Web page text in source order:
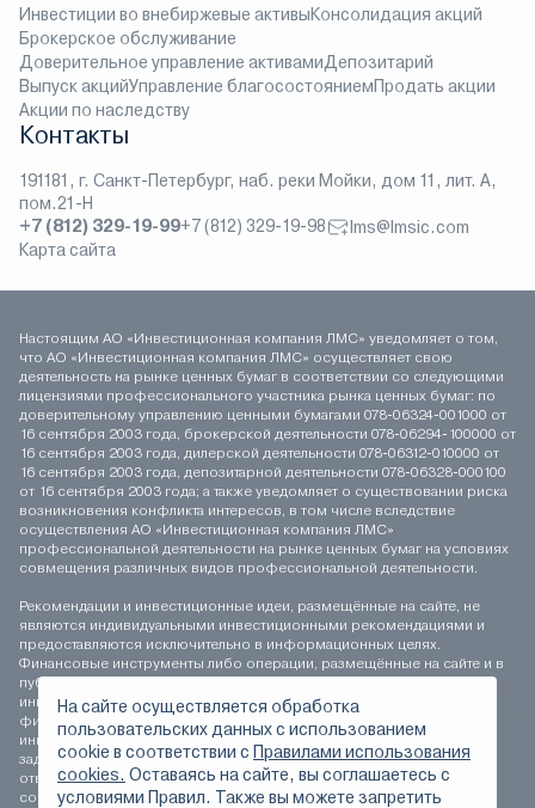
Инвестиции во внебиржевые активыКонсолидация акций
Брокерское обслуживание
Доверительное управление активамиДепозитарий
Выпуск акцийУправление благосостояниемПродать акции
Акции по наследству
Контакты
191181, г. Санкт-Петербург, наб. реки Мойки, дом 11, лит. А,
пом.21-Н
+7 (812) 329-19-99+7 (812) 329-19-98
lms@lmsic.com
Карта сайта
Настоящим АО «Инвестиционная компания ЛМС» уведомляет о том,
что АО «Инвестиционная компания ЛМС» осуществляет свою
деятельность на рынке ценных бумаг в соответствии со следующими
лицензиями профессионального участника рынка ценных бумаг: по
доверительному управлению ценными бумагами 078-06324-001000 от
16 сентября 2003 года, брокерской деятельности 078-06294-100000 от
16 сентября 2003 года, дилерской деятельности 078-06312-010000 от
16 сентября 2003 года, депозитарной деятельности 078-06328-000100
от 16 сентября 2003 года; а также уведомляет о существовании риска
возникновения конфликта интересов, в том числе вследствие
осуществления АО «Инвестиционная компания ЛМС»
профессиональной деятельности на рынке ценных бумаг на условиях
совмещения различных видов профессиональной деятельности.
Рекомендации и инвестиционные идеи, размещённые на сайте, не
являются индивидуальными инвестиционными рекомендациями и
предоставляются исключительно в информационных целях.
Финансовые инструменты либо операции, размещённые на сайте и в
публикуемых материалах, могут не соответствовать вашему
инвестиционному профилю. Определение соответствия
финансового инструмента либо операции инвестиционным целям,
инвестиционному горизонту и толерантности к риску является
задачей инвестора. АО «Инвестиционная компания ЛМС» не несёт
ответственности за возможные убытки инвестора в случае
совершения операций, либо инвестирования в финансовые
На сайте осуществляется обработка
пользовательских данных с использованием
сookie в соответствии с Правилами использования
cookies. Оставаясь на сайте, вы соглашаетесь с
условиями Правил. Также вы можете запретить